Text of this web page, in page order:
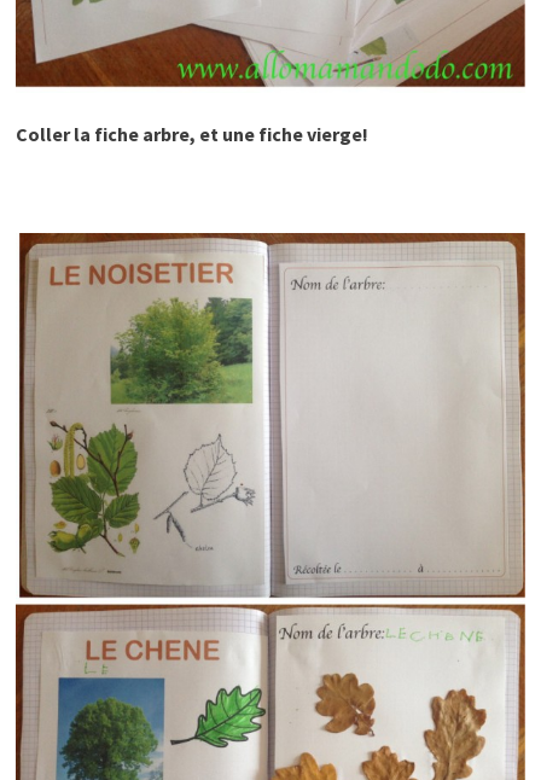
Coller la fiche arbre, et une fiche vierge!